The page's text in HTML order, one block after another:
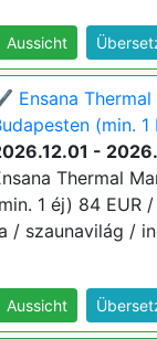
Aussicht
Ensana Thermal
(min. 1
-
Thermal
1 éj) 84
/ szaunavilág /
Aussicht